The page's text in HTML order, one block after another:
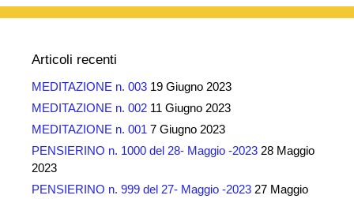
Articoli recenti
MEDITAZIONE n. 003 19 Giugno 2023
MEDITAZIONE n. 002 11 Giugno 2023
MEDITAZIONE n. 001 7 Giugno 2023
PENSIERINO n. 1000 del 28- Maggio -2023 28 Maggio
2023
PENSIERINO n. 999 del 27- Maggio -2023 27 Maggio